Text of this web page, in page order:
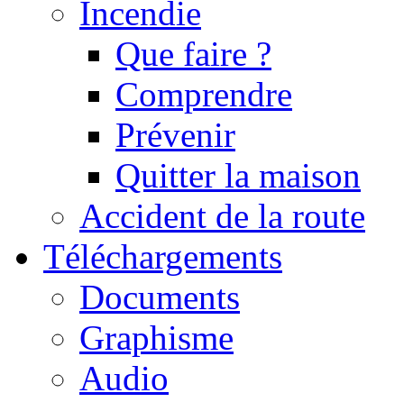
Incendie
Que faire ?
Comprendre
Prévenir
Quitter la maison
Accident de la route
Téléchargements
Documents
Graphisme
Audio